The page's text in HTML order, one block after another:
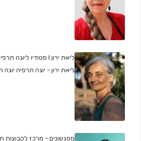
ליאת ירון I סטודיו ליוגה תרפיה בנס ציונה
ליאת ירון - יוגה תרפיה
מפגשונים - מרכז לקבוצות